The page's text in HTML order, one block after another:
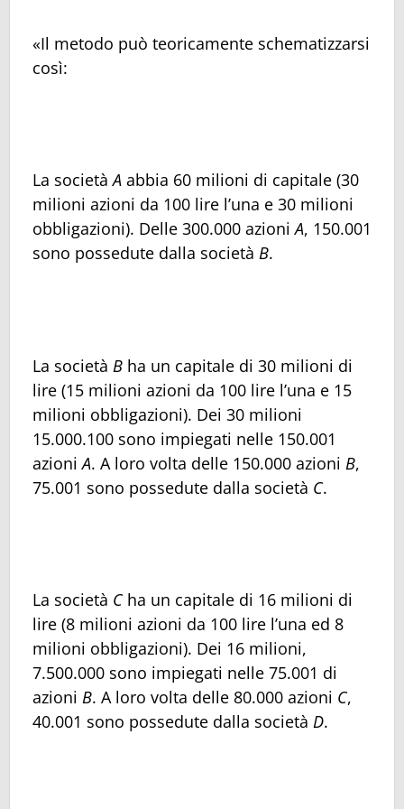
«Il metodo può teoricamente schematizzarsi
così:
La societàA abbia 60 milioni di capitale (30
milioni azioni da 100 lire l’una e 30 milioni
obbligazioni). Delle 300.000 azioniA, 150.001
sono possedute dalla società B.
La società B ha un capitale di 30 milioni di
lire (15 milioni azioni da 100 lire l’una e 15
milioni obbligazioni). Dei 30 milioni
15.000.100 sono impiegati nelle 150.001
azioniA. A loro volta delle 150.000 azioni B,
75.001 sono possedute dalla società C.
La società Cha un capitale di 16 milioni di
lire (8 milioni azioni da 100 lire l’una ed 8
milioni obbligazioni). Dei 16 milioni,
7.500.000 sono impiegati nelle 75.001 di
azioni B. A loro volta delle 80.000 azioni C,
40.001 sono possedute dalla società D.